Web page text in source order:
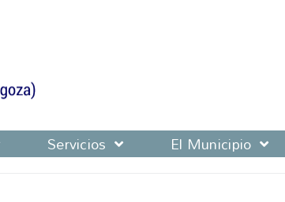
Servicios El Municipio